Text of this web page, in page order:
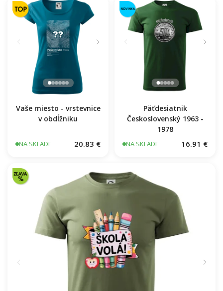
Vaše miesto - vrstevnice
v obdĺžniku
NA SKLADE 20.83 €
Päťdesiatnik
Československý 1963 -
1978
NA SKLADE 16.91 €